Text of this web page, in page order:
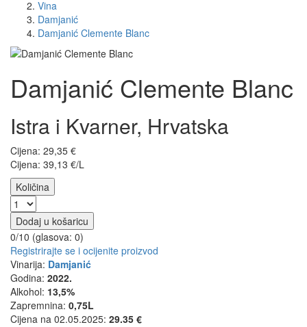
Vina
Damjanić
Damjanić Clemente Blanc
Damjanić Clemente Blanc
Istra i Kvarner, Hrvatska
Cijena: 29,35 €
Cijena: 39,13 €/L
Količina
Dodaj u košaricu
0/10 (glasova: 0)
Registrirajte se i ocijenite proizvod
Vinarija: Damjanić
Godina: 2022.
Alkohol: 13,5%
Zapremnina: 0,75L
Cijena na 02.05.2025: 29.35 €